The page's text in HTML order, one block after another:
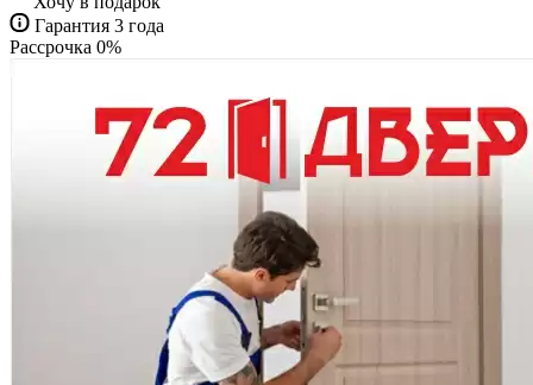
Гарантия 3 года
Рассрочка 0%